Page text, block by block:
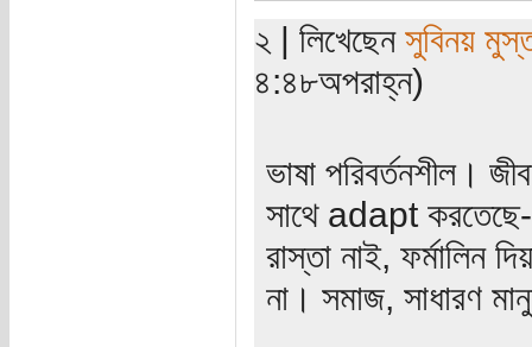
২ | লিখেছেন সুবিনয়
৪:৪৮অপরাহ্ন)
ভাষা পরিবর্তনশীল।
সাথে adapt করতেছে-
রাস্তা নাই, ফর্মালিন
না। সমাজ, সাধারণ